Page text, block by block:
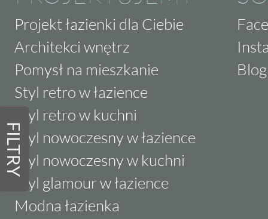
FILTRY
Projekt łazienki dla Ciebie
Architekci wnętrz
Pomysł na mieszkanie
Styl retro w łazience
Styl retro w kuchni
Styl nowoczesny w łazience
Styl nowoczesny w kuchni
Styl glamour w łazience
Modna łazienka
Blog